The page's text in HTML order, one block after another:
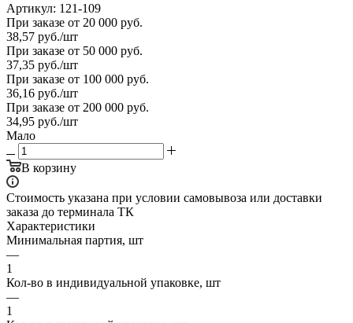
Артикул: 121-109
При заказе от 20 000 руб.
38,57 руб./шт
При заказе от 50 000 руб.
37,35 руб./шт
При заказе от 100 000 руб.
36,16 руб./шт
При заказе от 200 000 руб.
34,95 руб./шт
Мало
В корзину
Стоимость указана при условии самовывоза или доставки
заказа до терминала ТК
Характеристики
Минимальная партия, шт
—
1
Кол-во в индивидуальной упаковке, шт
—
1